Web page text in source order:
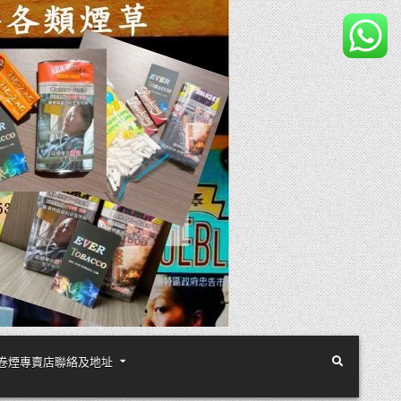
卷煙專賣店聯絡及地址